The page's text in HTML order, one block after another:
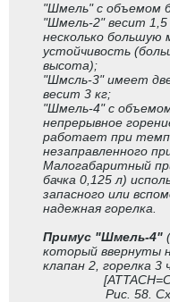
"Шмель" с объемом
"Шмель-2" весит 1,5
несколько
устойчивость
высота);
"Шмсль-3" имеет
весит 3 кг;
"Шмель-4" с
непрерывное
работает при
незаправленного
Малогабаритный
бачка 0,125 л)
запасного или
надежная горелка.
Примус "Шмель-4"
который ввернуты
клапан 2, горелка 3
Рис. 58.